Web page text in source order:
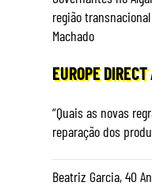
região
Machado
EUROPE
“Quais as novas
reparação dos
Beatriz Garcia, 40